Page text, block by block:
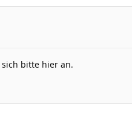
sich bitte hier an.